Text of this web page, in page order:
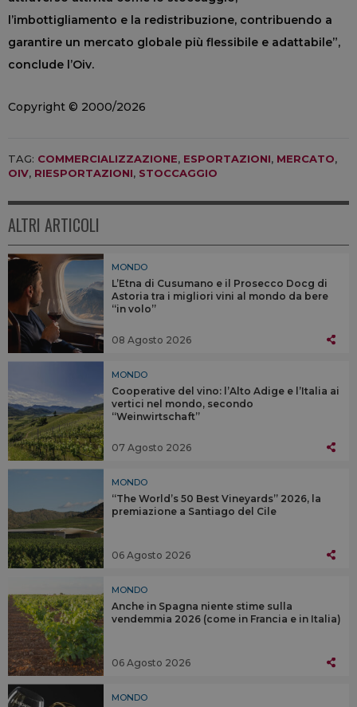
l’imbottigliamento e la redistribuzione, contribuendo a
garantire un mercato globale più flessibile e adattabile”,
conclude l’Oiv.
Copyright © 2000/2026
TAG: COMMERCIALIZZAZIONE, ESPORTAZIONI, MERCATO,
OIV, RIESPORTAZIONI, STOCCAGGIO
ALTRI ARTICOLI
MONDO
L’Etna di Cusumano e il Prosecco Docg di
Astoria tra i migliori vini al mondo da bere
“in volo”
08 Agosto 2026
MONDO
Cooperative del vino: l’Alto Adige e l’Italia ai
vertici nel mondo, secondo
“Weinwirtschaft”
07 Agosto 2026
MONDO
“The World’s 50 Best Vineyards” 2026, la
premiazione a Santiago del Cile
06 Agosto 2026
MONDO
Anche in Spagna niente stime sulla
vendemmia 2026 (come in Francia e in Italia)
06 Agosto 2026
MONDO